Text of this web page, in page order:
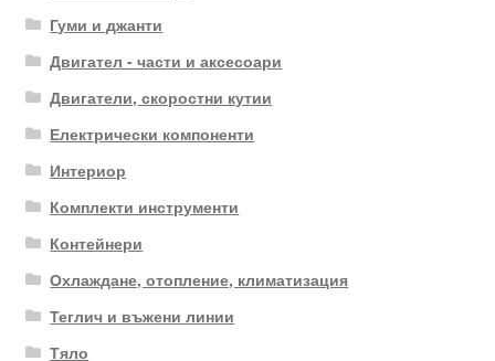
Гуми и джанти
Двигател - части и аксесоари
Двигатели, скоростни кутии
Електрически компоненти
Интериор
Комплекти инструменти
Контейнери
Охлаждане, отопление, климатизация
Теглич и въжени линии
Тяло